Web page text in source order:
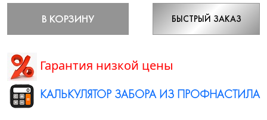
В КОРЗИНУ БЫСТРЫЙ ЗАКАЗ
Гарантия низкой цены
КАЛЬКУЛЯТОР ЗАБОРА ИЗ ПРОФНАСТИЛА